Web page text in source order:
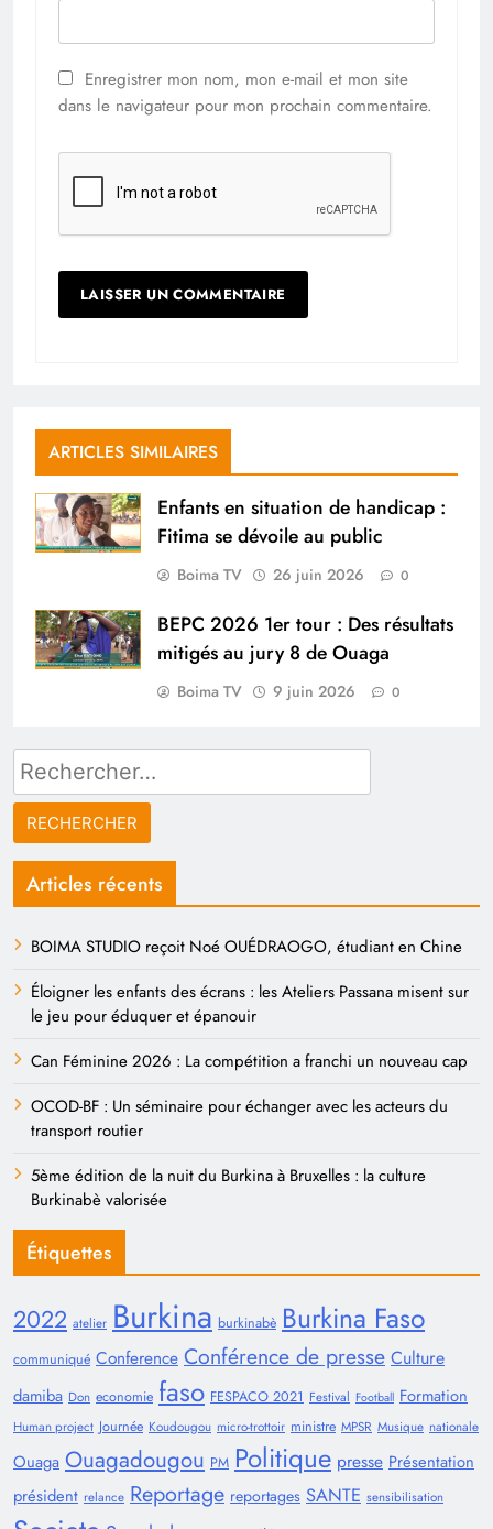
Enregistrer mon nom, mon e-mail et mon site
dans le navigateur pour mon prochain commentaire.
ARTICLES SIMILAIRES
Enfants en situation de handicap :
Fitima se dévoile au public
Boima TV 26 juin 2026 0
BEPC 2026 1er tour : Des résultats
mitigés au jury 8 de Ouaga
Boima TV 9 juin 2026 0
Rechercher :
Articles récents
BOIMA STUDIO reçoit Noé OUÉDRAOGO, étudiant en Chine
Éloigner les enfants des écrans : les Ateliers Passana misent sur
le jeu pour éduquer et épanouir
Can Féminine 2026 : La compétition a franchi un nouveau cap
OCOD-BF : Un séminaire pour échanger avec les acteurs du
transport routier
5ème édition de la nuit du Burkina à Bruxelles : la culture
Burkinabè valorisée
Étiquettes
2022 atelier Burkina burkinabè Burkina Faso
communiqué Conference Conférence de presse Culture
damiba Don economie faso FESPACO 2021 Festival Football Formation
Human project Journée Koudougou micro-trottoir ministre MPSR Musique nationale
Ouaga Ouagadougou PM Politique presse Présentation
président relance Reportage reportages SANTE sensibilisation